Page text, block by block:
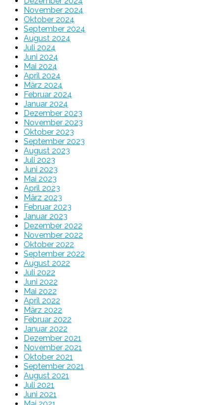
November 2024
Oktober 2024
September 2024
August 2024
Juli 2024
Juni 2024
Mai 2024
April 2024
März 2024
Februar 2024
Januar 2024
Dezember 2023
November 2023
Oktober 2023
September 2023
August 2023
Juli 2023
Juni 2023
Mai 2023
April 2023
März 2023
Februar 2023
Januar 2023
Dezember 2022
November 2022
Oktober 2022
September 2022
August 2022
Juli 2022
Juni 2022
Mai 2022
April 2022
März 2022
Februar 2022
Januar 2022
Dezember 2021
November 2021
Oktober 2021
September 2021
August 2021
Juli 2021
Juni 2021